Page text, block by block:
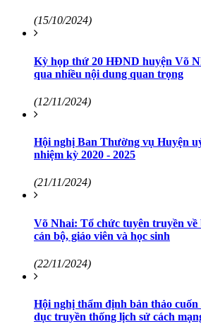
(15/10/2024)
Kỳ họp thứ 20 HĐND huyện Võ
qua nhiều nội dung quan trọng
(12/11/2024)
Hội nghị Ban Thường vụ Huyện
nhiệm kỳ 2020 - 2025
(21/11/2024)
Võ Nhai: Tổ chức tuyên truyền về
cán bộ, giáo viên và học sinh
(22/11/2024)
Hội nghị thẩm định bản thảo cuốn
dục truyền thống lịch sử cách